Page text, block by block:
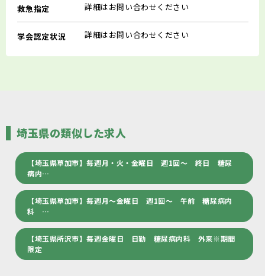
救急指定 詳細はお問い合わせください
学会認定状況 詳細はお問い合わせください
埼玉県の類似した求人
【埼玉県草加市】毎週月・火・金曜日 週1回～ 終日 糖尿
病内…
【埼玉県草加市】毎週月～金曜日 週1回～ 午前 糖尿病内
科 …
【埼玉県所沢市】毎週金曜日 日勤 糖尿病内科 外来※期間
限定